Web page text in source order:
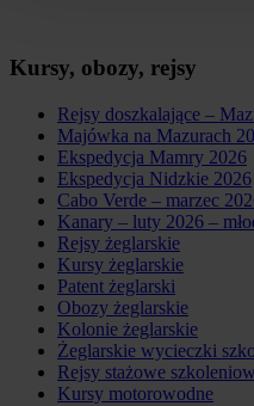
Kursy, obozy, rejsy
Rejsy doszkalające –
Majówka na Mazurach
Ekspedycja Mamry 2026
Ekspedycja Nidzkie 2026
Cabo Verde – marzec
Kanary – luty 2026 –
Rejsy żeglarskie
Kursy żeglarskie
Patent żeglarski
Obozy żeglarskie
Kolonie żeglarskie
Żeglarskie wycieczki
Rejsy stażowe
Kursy motorowodne